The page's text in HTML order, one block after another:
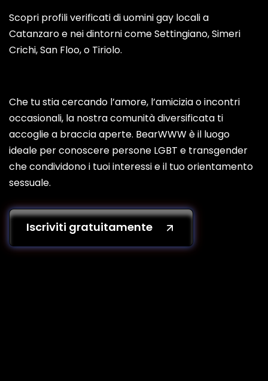
Scopri profili verificati di uomini gay locali a
Catanzaro e nei dintorni come Settingiano, Simeri
Crichi, San Floo, o Tiriolo.
Che tu stia cercando l’amore, l’amicizia o incontri
occasionali, la nostra comunità diversificata ti
accoglie a braccia aperte. BearWWW è il luogo
ideale per conoscere persone LGBT e transgender
che condividono i tuoi interessi e il tuo orientamento
sessuale.
Iscriviti gratuitamente